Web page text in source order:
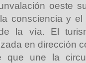
oeste
consciencia y
la vía. El
en dirección
que une la